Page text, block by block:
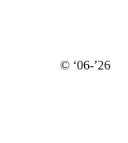
© ‘06-’26